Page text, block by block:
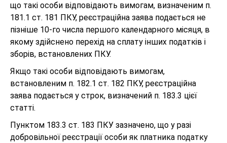
що такі особи відповідають вимогам, визначеним п.
181.1 ст. 181 ПКУ, реєстраційна заява подається не
пізніше 10-го числа першого календарного місяця, в
якому здійснено перехід на сплату інших податків і
зборів, встановлених ПКУ.
Якщо такі особи відповідають вимогам,
встановленим п. 182.1 ст. 182 ПКУ, реєстраційна
заява подається у строк, визначений п. 183.3 цієї
статті.
Пунктом 183.3 ст. 183 ПКУ зазначено, що у разі
добровільної реєстрації особи як платника податку